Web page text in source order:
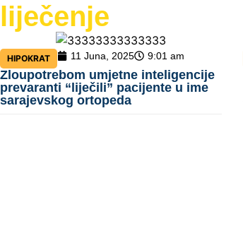
liječenje
HIPOKRAT 11 Juna, 2025 9:01 am
Zloupotrebom umjetne inteligencije
prevaranti “liječili” pacijente u ime
sarajevskog ortopeda